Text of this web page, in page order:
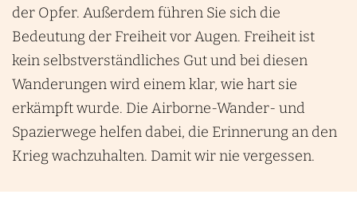
der Opfer. Außerdem führen Sie sich die
Bedeutung der Freiheit vor Augen. Freiheit ist
kein selbstverständliches Gut und bei diesen
Wanderungen wird einem klar, wie hart sie
erkämpft wurde. Die Airborne-Wander- und
Spazierwege helfen dabei, die Erinnerung an den
Krieg wachzuhalten. Damit wir nie vergessen.